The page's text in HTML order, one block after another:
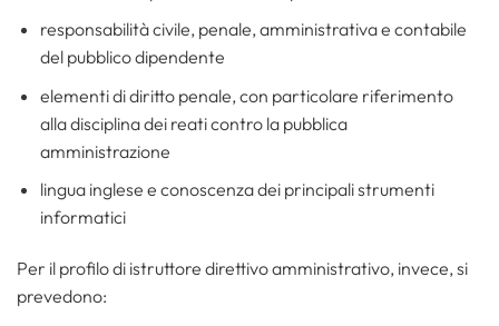
responsabilità civile, penale, amministrativa e contabile
del pubblico dipendente
elementi di diritto penale, con particolare riferimento
alla disciplina dei reati contro la pubblica
amministrazione
lingua inglese e conoscenza dei principali strumenti
informatici
Per il profilo di istruttore direttivo amministrativo, invece, si
prevedono: